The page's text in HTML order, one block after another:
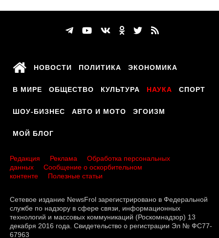
НОВОСТИ ПОЛИТИКА ЭКОНОМИКА
В МИРЕ ОБЩЕСТВО КУЛЬТУРА НАУКА СПОРТ
ШОУ-БИЗНЕС АВТО И МОТО ЭГОИЗМ
МОЙ БЛОГ
Редакция Реклама
Обработка персональных
данных
Сообщение о оскорбительном
контенте
Полезные статьи
Сетевое издание NewsFrol зарегистрировано в Федеральной
службе по надзору в сфере связи, информационных
технологий и массовых коммуникаций (Роскомнадзор) 13
декабря 2016 года. Свидетельство о регистрации Эл № ФС77-
67963